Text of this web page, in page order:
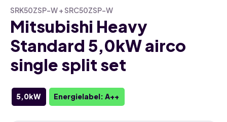
SRK50ZSP-W + SRC50ZSP-W
Mitsubishi Heavy
Standard 5,0kW airco
single split set
5,0kW Energielabel: A++